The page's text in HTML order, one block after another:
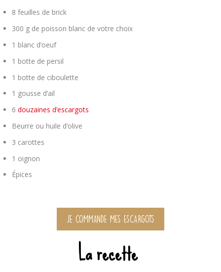
8 feuilles de brick
300 g de poisson blanc de votre choix
1 blanc d’oeuf
1 botte de persil
1 botte de ciboulette
1 gousse d’ail
6 douzaines d’escargots
Beurre ou huile d’olive
3 carottes
1 oignon
Épices
JE COMMANDE MES ESCARGOTS
La recette